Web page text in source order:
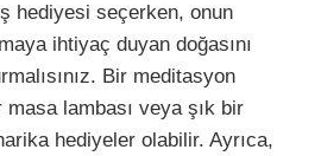
hediyesi seçerken, onun
ihtiyaç duyan doğasını
Bir meditasyon
masa lambası veya şık bir
hediyeler olabilir. Ayrıca,